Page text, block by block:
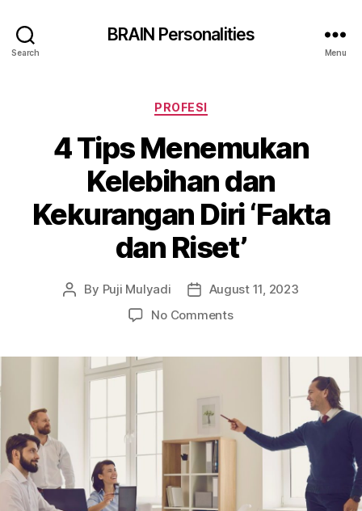
Search
BRAIN Personalities
Menu
Categories
PROFESI
4 Tips Menemukan
Kelebihan dan
Kekurangan Diri ‘Fakta
dan Riset’
Post
By Puji Mulyadi
PostAugust 11, 2023
No Commentson
Kekurangan
Diri